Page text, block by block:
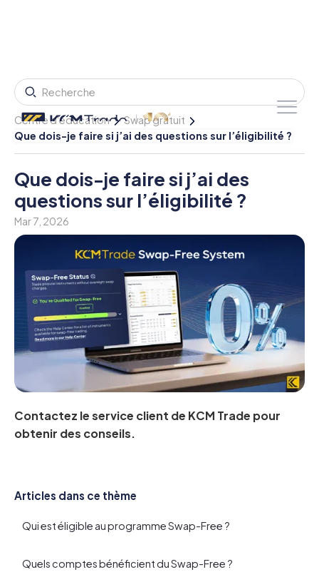
Centre d'éducation
Swap gratuit
Que dois-je faire si j’ai des questions sur l’éligibilité ?
Articles dans ce thème
Qui est éligible au programme Swap-Free ?
Quels comptes bénéficient du Swap-Free ?
Que dois-je faire si j’ai des
questions sur l’éligibilité ?
Mar 7, 2026
Contactez le service client de KCM Trade pour
obtenir des conseils.